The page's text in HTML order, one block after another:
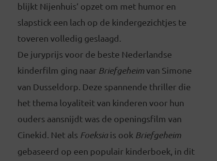
blijkt Nijenhuis’ opzet om met humor en
slapstick een lach op de kindergezichtjes te
toveren volledig geslaagd.
De juryprijs voor de beste Nederlandse
kinderfilm ging naar Briefgeheimvan Simone
van Dusseldorp. Deze spannende thriller die
het thema loyaliteit van kinderen voor hun
ouders aansnijdt was de openingsfilm van
Cinekid. Net als Foeksiais ook Briefgeheim
gebaseerd op een populair kinderboek, in dit